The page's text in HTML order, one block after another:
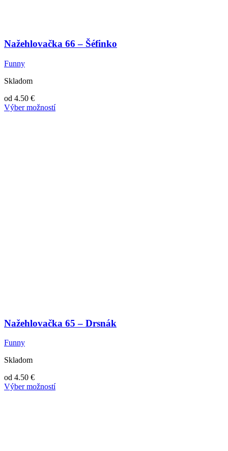
Nažehlovačka 66 – Šéfinko
Funny
Skladom
od 4.50 €
Výber možností
Nažehlovačka 65 – Drsnák
Funny
Skladom
od 4.50 €
Výber možností